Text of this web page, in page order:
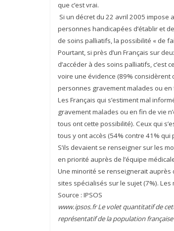
que c’est vrai.
Si un décret du 22 avril 2005 impose
personnes handicapées d’établir et
de soins palliatifs, la possibilité « de
Pourtant, si près d’un Français sur
d’accéder à des soins palliatifs,
voire une évidence (89%
personnes gravement malades ou en
Les Français qui s’estiment mal
gravement malades ou en fin de vie
tous ont cette possibilité). Ceux qui
tous y ont accès (54% contre 41% qui
S’ils devaient se renseigner sur les
en priorité auprès de l’équipe
Une minorité se renseignerait auprès
sites spécialisés sur le sujet (7%).
Source : IPSOS
www.ipsos.frLe volet quantitatif de
représentatif de la population